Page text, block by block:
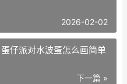
2026-02-02
仔派对水波蛋怎么画简单
下一篇 »